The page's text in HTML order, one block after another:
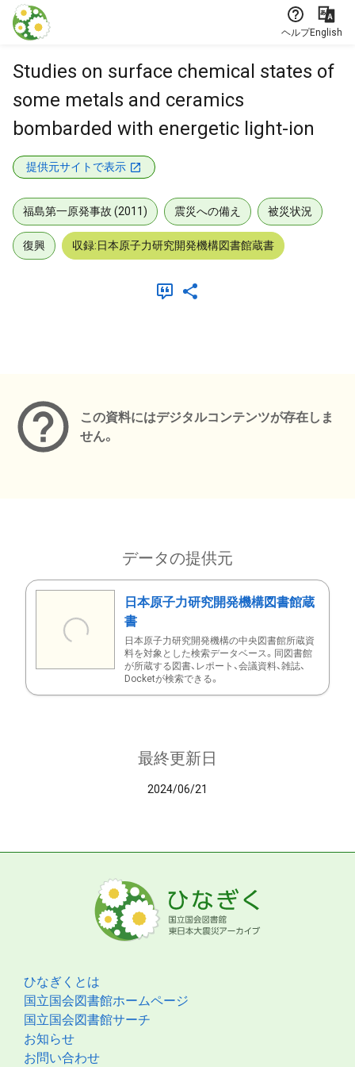
本文に飛ぶ
ヘルプEnglish
Studies on surface chemical states of
some metals and ceramics
bombarded with energetic light-ion
提供元サイトで表示
福島第一原発事故 (2011) 震災への備え 被災状況
復興 収録:日本原子力研究開発機構図書館蔵書
この資料にはデジタルコンテンツが存在しま
せん。
データの提供元
日本原子力研究開発機構図書館蔵
書
日本原子力研究開発機構の中央図書館所蔵資
料を対象とした検索データベース。同図書館
が所蔵する図書、レポート、会議資料、雑誌、
Docketが検索できる。
最終更新日
2024/06/21
ひなぎくとは
国立国会図書館ホームページ
国立国会図書館サーチ
お知らせ
お問い合わせ